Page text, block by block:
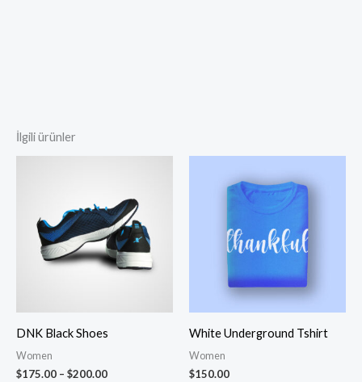
İlgili ürünler
DNK Black Shoes
Women
$175.00 – $200.00
$200.00
White Underground Tshirt
Women
$150.00